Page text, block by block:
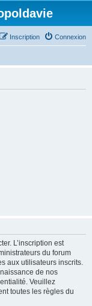
Connexion
Inscription
L’inscription est
du forum
aux utilisateurs inscrits.
de nos
Veuillez
toutes les règles du